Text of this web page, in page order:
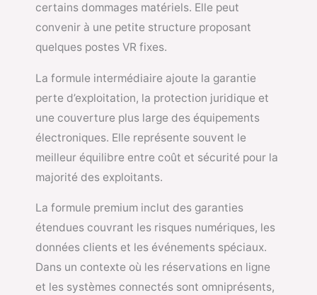
certains dommages matériels. Elle peut
convenir à une petite structure proposant
quelques postes VR fixes.
La formule intermédiaire ajoute la garantie
perte d’exploitation, la protection juridique et
une couverture plus large des équipements
électroniques. Elle représente souvent le
meilleur équilibre entre coût et sécurité pour la
majorité des exploitants.
La formule premium inclut des garanties
étendues couvrant les risques numériques, les
données clients et les événements spéciaux.
Dans un contexte où les réservations en ligne
et les systèmes connectés sont omniprésents,